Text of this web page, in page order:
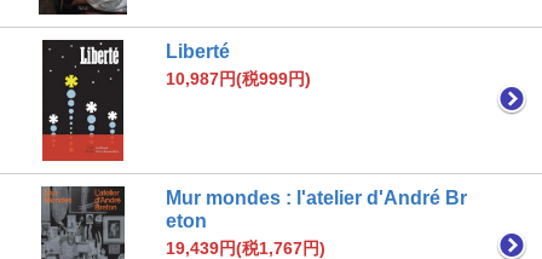
Liberté
10,987円(税999円)
Mur mondes : l'atelier d'André Br
eton
19,439円(税1,767円)